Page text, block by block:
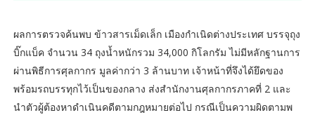
ผลการตรวจค้นพบ ข้าวสารเม็ดเล็ก เมืองกำเนิดต่างประเทศ บรรจุถุง
บิ๊กแบ็ค จำนวน 34 ถุงน้ำหนักรวม 34,000 กิโลกรัม ไม่มีหลักฐานการ
ผ่านพิธีการศุลกากร มูลค่ากว่า 3 ล้านบาท เจ้าหน้าที่จึงได้ยึดของ
พร้อมรถบรรทุกไว้เป็นของกลาง ส่งสำนักงานศุลกากรภาคที่ 2 และ
นำตัวผู้ต้องหาดำเนินคดีตามกฎหมายต่อไป กรณีเป็นความผิดตามพ